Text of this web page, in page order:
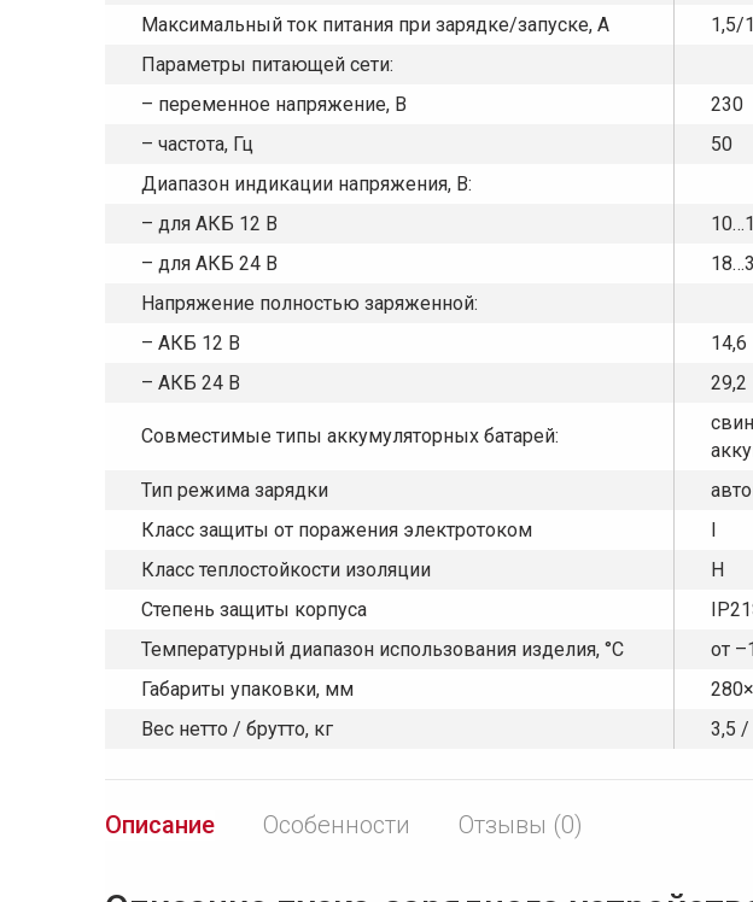
Максимальный ток питания при зарядке/запуске, А
1,5/
Параметры питающей сети:
– переменное напряжение, В
230
– частота, Гц
50
Диапазон индикации напряжения, В:
– для АКБ 12 В
– для АКБ 24 В
Напряжение полностью заряженной:
– АКБ 12 В
14,6
– АКБ 24 В
29,2
Совместимые типы аккумуляторных батарей:
Тип режима зарядки
Класс защиты от поражения электротоком
І
Класс теплостойкости изоляции
Н
Степень защиты корпуса
Температурный диапазон использования изделия, °C
от
Габариты упаковки, мм
Вес нетто / брутто, кг
3,5 /
Описание Особенности Отзывы (0)